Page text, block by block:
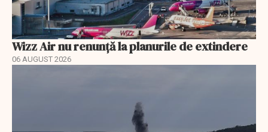
Wizz Air nu renunță la planurile de extindere
06 AUGUST 2026